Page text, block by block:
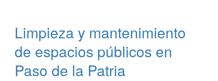
en
Paso
de
la
Patria
Limpieza y mantenimiento
de espacios públicos en
Paso de la Patria